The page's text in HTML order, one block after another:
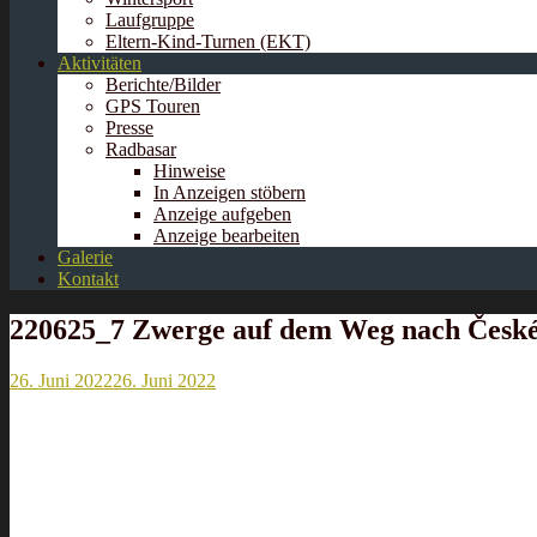
Laufgruppe
Eltern-Kind-Turnen (EKT)
Aktivitäten
Berichte/Bilder
GPS Touren
Presse
Radbasar
Hinweise
In Anzeigen stöbern
Anzeige aufgeben
Anzeige bearbeiten
Galerie
Kontakt
220625_7 Zwerge auf dem Weg nach
26. Juni 202226. Juni 2022